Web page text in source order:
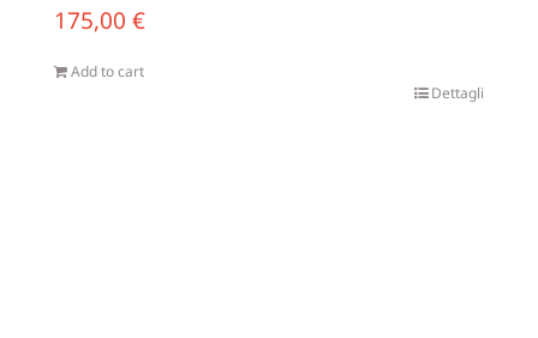
175,00 €
Add to cart
Dettagli